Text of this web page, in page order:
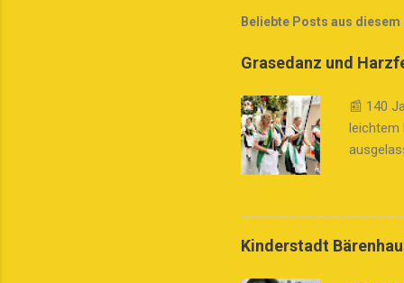
Beliebte Posts aus diesem
Grasedanz und
📰 140
leichtem
würdigt
liebevoll
Kinderstadt